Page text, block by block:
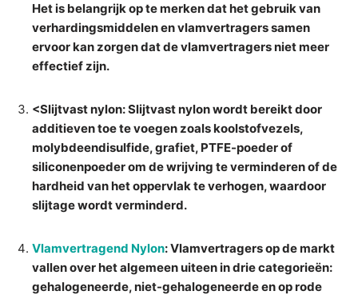
Het is belangrijk op te merken dat het gebruik van
verhardingsmiddelen en vlamvertragers samen
ervoor kan zorgen dat de vlamvertragers niet meer
effectief zijn.
<Slijtvast nylon: Slijtvast nylon wordt bereikt door
additieven toe te voegen zoals koolstofvezels,
molybdeendisulfide, grafiet, PTFE-poeder of
siliconenpoeder om de wrijving te verminderen of de
hardheid van het oppervlak te verhogen, waardoor
slijtage wordt verminderd.
Vlamvertragend Nylon: Vlamvertragers op de markt
vallen over het algemeen uiteen in drie categorieën:
gehalogeneerde, niet-gehalogeneerde en op rode